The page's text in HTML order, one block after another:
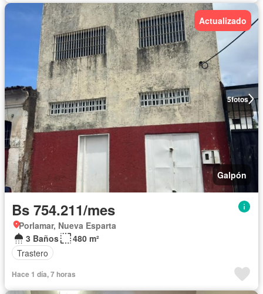
5fotos
Actualizado
Galpón
Bs 754.211/mes
Porlamar, Nueva Esparta
3 Baños
480 m²
Trastero
Hace 1 día, 7 horas